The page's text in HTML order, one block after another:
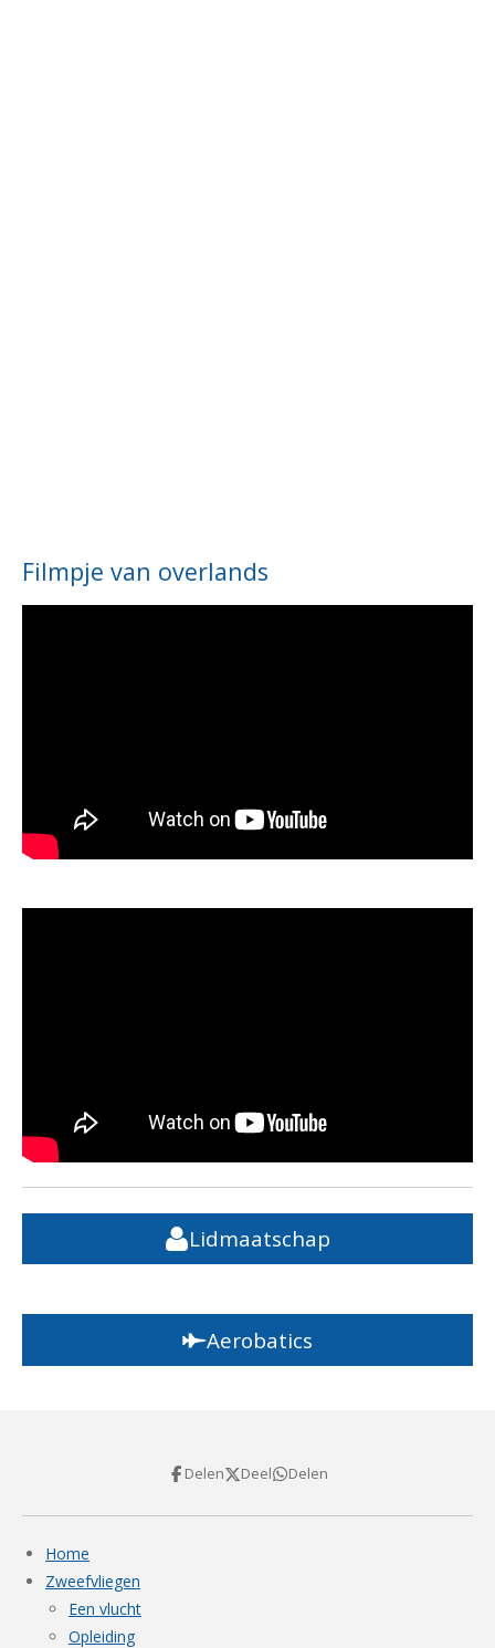
Filmpje van overlands
Lidmaatschap
Aerobatics
Delen Deel Delen
Home
Zweefvliegen
Een vlucht
Opleiding